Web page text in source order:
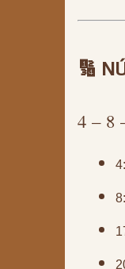
🔢
4 – 8